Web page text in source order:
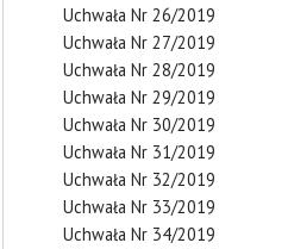
Uchwała Nr 26/2019
Uchwała Nr 27/2019
Uchwała Nr 28/2019
Uchwała Nr 29/2019
Uchwała Nr 30/2019
Uchwała Nr 31/2019
Uchwała Nr 32/2019
Uchwała Nr 33/2019
Uchwała Nr 34/2019